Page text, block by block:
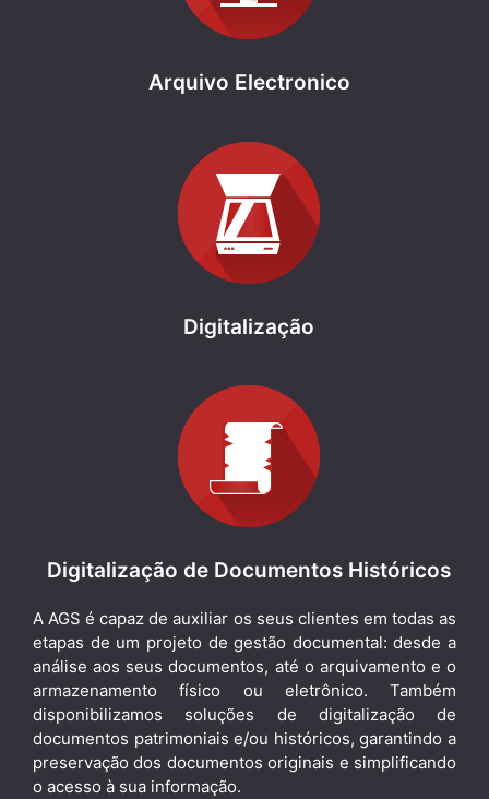
Arquivo Electronico
Digitalização
Digitalização de Documentos Históricos
A AGS é capaz de auxiliar os seus clientes em todas as
etapas de um projeto de gestão documental: desde a
análise aos seus documentos, até o arquivamento e o
armazenamento físico ou eletrônico. Também
disponibilizamos soluções de digitalização de
documentos patrimoniais e/ou históricos, garantindo a
preservação dos documentos originais e simplificando
o acesso à sua informação.